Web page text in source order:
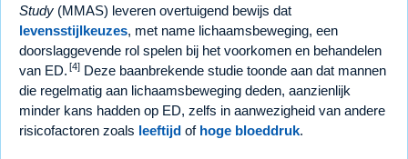
Study (MMAS) leveren overtuigend bewijs dat
levensstijlkeuzes, met name lichaamsbeweging, een
doorslaggevende rol spelen bij het voorkomen en behandelen
van ED. [4] Deze baanbrekende studie toonde aan dat mannen
die regelmatig aan lichaamsbeweging deden, aanzienlijk
minder kans hadden op ED, zelfs in aanwezigheid van andere
risicofactoren zoals leeftijd of hoge bloeddruk.